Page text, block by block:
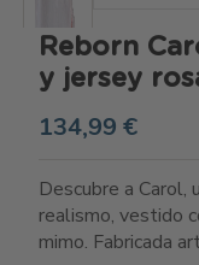
Reborn
y jersey
134,99 €
Descubre a Carol,
realismo, vestido
mimo. Fabricada